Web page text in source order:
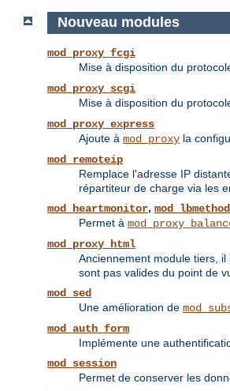
Nouveau modules
mod_proxy_fcgi
Mise à disposition du
mod_proxy_scgi
Mise à disposition du
mod_proxy_express
Ajoute à mod_proxy la
mod_remoteip
Remplace l'adresse IP
répartiteur de charge via les
mod_heartmonitor,
Permet à
mod_proxy_html
Anciennement module tiers,
sont pas valides du point de
mod_sed
Une amélioration de
mod_auth_form
Implémente une
mod_session
Permet de conserver les